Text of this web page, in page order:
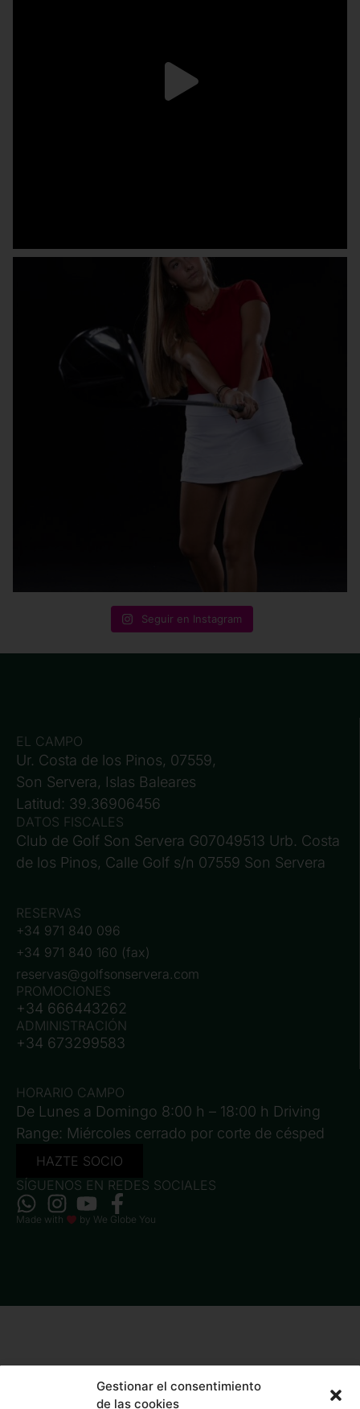
Gestionar el consentimiento
de las cookies
Seguir en Instagram
EL CAMPO
Ur. Costa de los Pinos, 07559,
Son Servera, Islas Baleares
Latitud: 39.36906456
DATOS FISCALES
Club de Golf Son Servera G07049513 Urb. Costa
de los Pinos, Calle Golf s/n 07559 Son Servera
RESERVAS
+34 971 840 096
+34 971 840 160 (fax)
reservas@golfsonservera.com
PROMOCIONES
+34 666443262
ADMINISTRACIÓN
+34 673299583
HORARIO CAMPO
De Lunes a Domingo 8:00 h – 18:00 h Driving
Range: Miércoles cerrado por corte de césped
HAZTE SOCIO
SÍGUENOS EN REDES SOCIALES
Made with by We Globe You